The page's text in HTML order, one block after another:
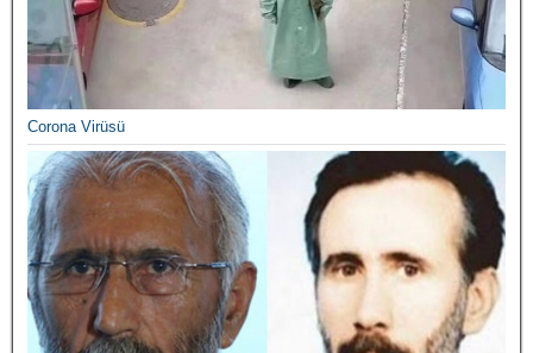
Corona Virüsü